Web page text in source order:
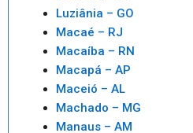
Luziânia – GO
Macaé – RJ
Macaíba – RN
Macapá – AP
Maceió – AL
Machado – MG
Manaus – AM